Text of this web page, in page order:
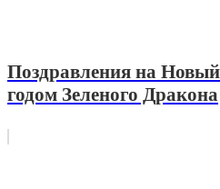
Поздравления на Новый
годом Зеленого Дракона